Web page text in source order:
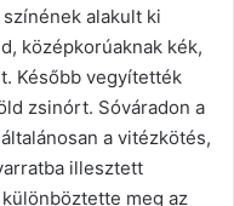
alakult ki
középkorúaknak kék,
Később vegyítették
zsinórt. Sóváradon a
a vitézkötés,
illesztett
meg az